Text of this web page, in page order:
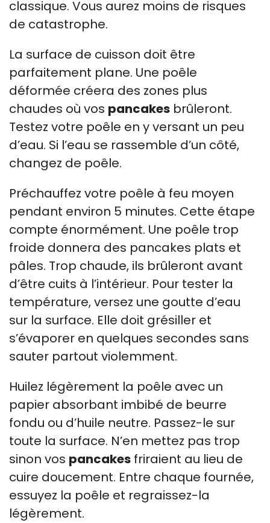
classique. Vous aurez moins de risques
de catastrophe.
La surface de cuisson doit être
parfaitement plane. Une poêle
déformée créera des zones plus
chaudes où vos pancakes brûleront.
Testez votre poêle en y versant un peu
d’eau. Si l’eau se rassemble d’un côté,
changez de poêle.
Préchauffez votre poêle à feu moyen
pendant environ 5 minutes. Cette étape
compte énormément. Une poêle trop
froide donnera des pancakes plats et
pâles. Trop chaude, ils brûleront avant
d’être cuits à l’intérieur. Pour tester la
température, versez une goutte d’eau
sur la surface. Elle doit grésiller et
s’évaporer en quelques secondes sans
sauter partout violemment.
Huilez légèrement la poêle avec un
papier absorbant imbibé de beurre
fondu ou d’huile neutre. Passez-le sur
toute la surface. N’en mettez pas trop
sinon vos pancakes friraient au lieu de
cuire doucement. Entre chaque fournée,
essuyez la poêle et regraissez-la
légèrement.